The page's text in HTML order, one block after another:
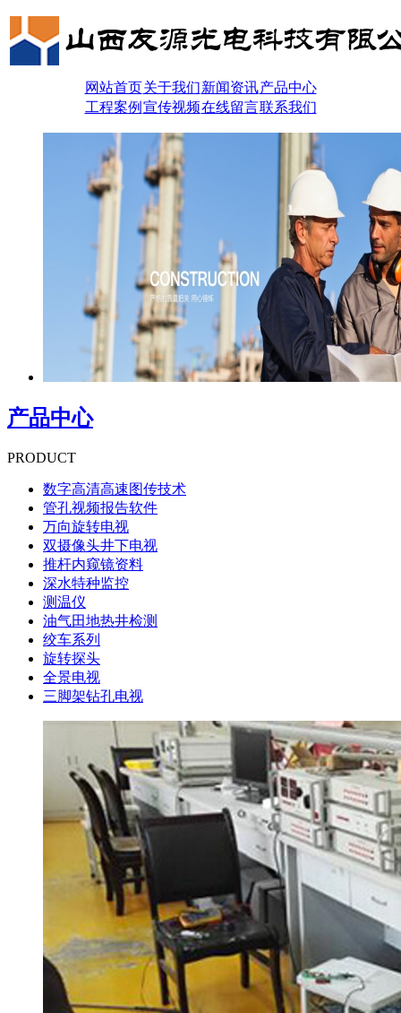
网站首页关于我们新闻资讯产品中心
工程案例 宣传视频在线留言联系我们
产品中心
PRODUCT
数字高清高速图传技术
管孔视频报告软件
万向旋转电视
双摄像头井下电视
推杆内窥镜资料
深水特种监控
测温仪
油气田地热井检测
绞车系列
旋转探头
全景电视
三脚架钻孔电视